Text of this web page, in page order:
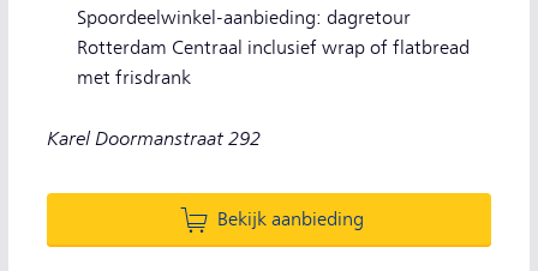
Spoordeelwinkel-aanbieding: dagretour
Rotterdam Centraal inclusief wrap of flatbread
met frisdrank
Karel Doormanstraat 292
Bekijk aanbieding